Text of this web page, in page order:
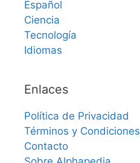
Español
Ciencia
Tecnología
Idiomas
Enlaces
Política de Privacidad
Términos y Condiciones
Contacto